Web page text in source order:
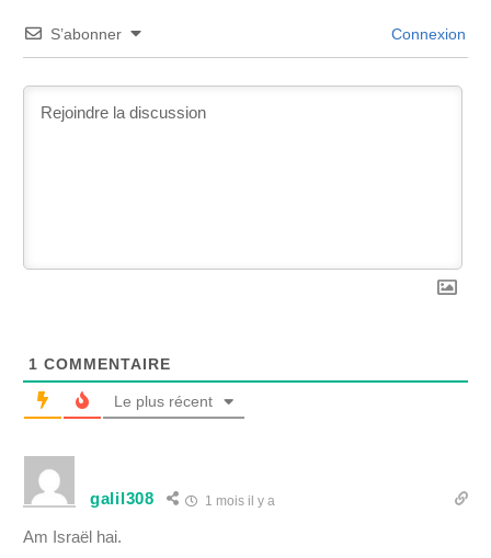
S’abonner Connexion
1 COMMENTAIRE
Le plus récent
galil308 1 mois il y a
Am Israël hai.